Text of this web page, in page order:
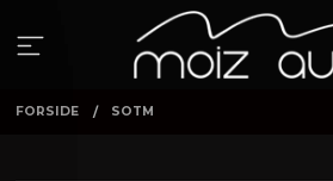
innholdet
FORSIDE SOTM